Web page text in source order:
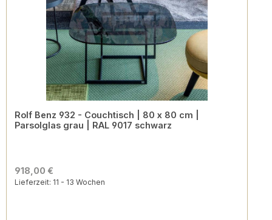
Rolf Benz 932 - Couchtisch | 80 x 80 cm |
Parsolglas grau | RAL 9017 schwarz
918,00 €
Lieferzeit: 11 - 13 Wochen